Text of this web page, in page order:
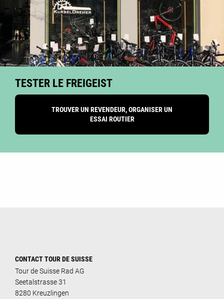
TESTER LE FREIGEIST
TROUVER UN REVENDEUR, ORGANISER UN
ESSAI ROUTIER
CONTACT TOUR DE SUISSE
Tour de Suisse Rad AG
Seetalstrasse 31
8280 Kreuzlingen